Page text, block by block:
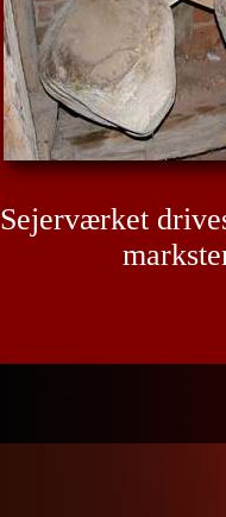
Sejerværket